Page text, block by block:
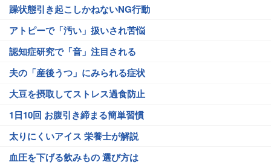
躁状態引き起こしかねないNG行動
アトピーで「汚い」扱いされ苦悩
認知症研究で「音」注目される
夫の「産後うつ」にみられる症状
大豆を摂取してストレス過食防止
1日10回 お腹引き締まる簡単習慣
太りにくいアイス 栄養士が解説
血圧を下げる飲みもの 選び方は